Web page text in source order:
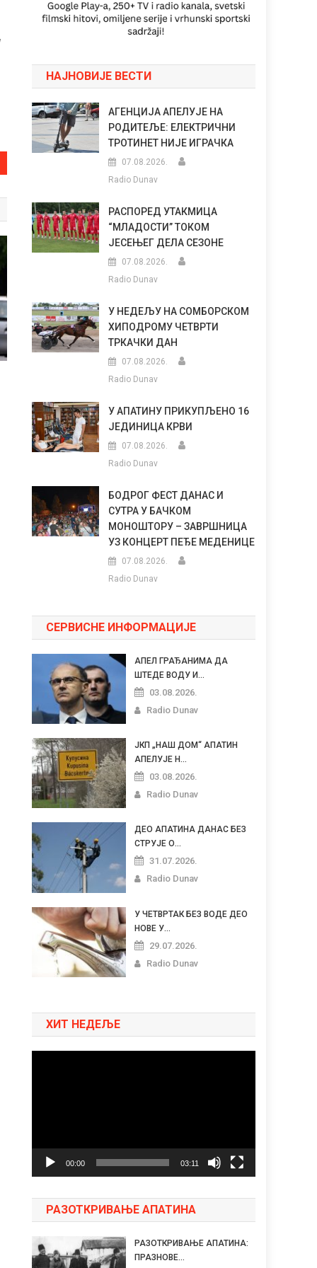
НАЈНОВИЈЕ ВЕСТИ
АГЕНЦИЈА АПЕЛУЈЕ НА
РОДИТЕЉЕ: ЕЛЕКТРИЧНИ
ТРОТИНЕТ НИЈЕ ИГРАЧКА
07.08.2026.
Radio Dunav
РАСПОРЕД УТАКМИЦА
“МЛАДОСТИ” ТОКОМ
ЈЕСЕЊЕГ ДЕЛА СЕЗОНЕ
07.08.2026.
Radio Dunav
У НЕДЕЉУ НА СОМБОРСКОМ
ХИПОДРОМУ ЧЕТВРТИ
ТРКАЧКИ ДАН
07.08.2026.
Radio Dunav
У АПАТИНУ ПРИКУПЉЕНО 16
ЈЕДИНИЦА КРВИ
07.08.2026.
Radio Dunav
БОДРОГ ФЕСТ ДАНАС И
СУТРА У БАЧКОМ
МОНОШТОРУ – ЗАВРШНИЦА
УЗ КОНЦЕРТ ПЕЂЕ МЕДЕНИЦЕ
07.08.2026.
Radio Dunav
СЕРВИСНЕ ИНФОРМАЦИЈЕ
АПЕЛ ГРАЂАНИМА ДА
ШТЕДЕ ВОДУ И...
03.08.2026.
Radio Dunav
ЈКП „НАШ ДОМ“ АПАТИН
АПЕЛУЈЕ Н...
03.08.2026.
Radio Dunav
ДЕО АПАТИНА ДАНАС БЕЗ
СТРУЈЕ О...
31.07.2026.
Radio Dunav
У ЧЕТВРТАК БЕЗ ВОДЕ ДЕО
НОВЕ У...
29.07.2026.
Radio Dunav
ХИТ НЕДЕЉЕ
00:00 03:11
РАЗОТКРИВАЊЕ АПАТИНА
РАЗОТКРИВАЊЕ АПАТИНА:
ПРАЗНОВЕ...